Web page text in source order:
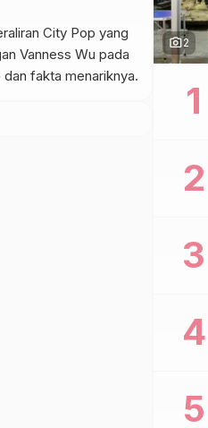
City Pop yang
Vanness Wu pada
fakta menariknya.
photo_camera2